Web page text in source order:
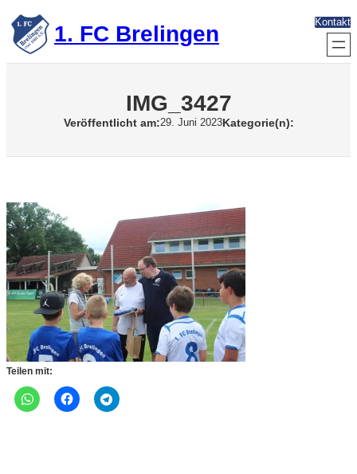
Zum
Inhalt
springen 1. FC Brelingen Kontakt
IMG_3427
Veröffentlicht am:29. Juni 2023Kategorie(n):
Teilen mit: